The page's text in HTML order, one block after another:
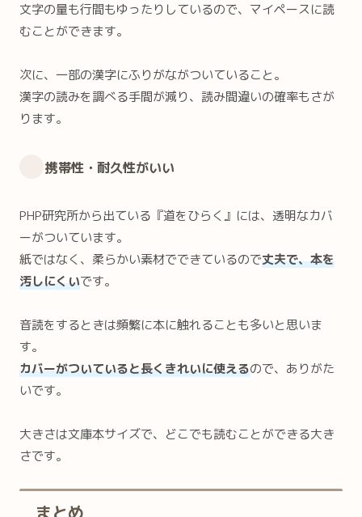
文字の量も行間もゆったりしているので、マイペースに読
むことができます。
次に、一部の漢字にふりがながついていること。
漢字の読みを調べる手間が減り、読み間違いの確率もさが
ります。
携帯性・耐久性がいい
PHP研究所から出ている『道をひらく』には、透明なカバ
ーがついています。
紙ではなく、柔らかい素材でできているので丈夫で、本を
汚しにくいです。
音読をするときは頻繁に本に触れることも多いと思いま
す。
カバーがついていると長くきれいに使えるので、ありがた
いです。
大きさは文庫本サイズで、どこでも読むことができる大き
さです。
まとめ